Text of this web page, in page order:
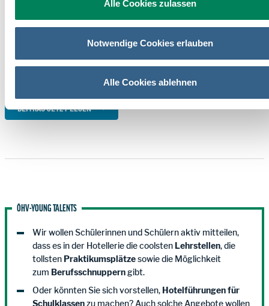
Alle Cookies zulassen
Notwendige Cookies erlauben
Alle Cookies ablehnen
Alexander Forbes - Ich behandle sie so wie meine Kinder!
erzählt im Interview über seine Haltung den Lehrlingen
BEITRAG JETZT LESEN
ÖHV-YOUNG TALENTS
Wir wollen Schülerinnen und Schülern aktiv mitteilen,
dass es in der Hotellerie die coolsten Lehrstellen, die
tollsten Praktikumsplätzesowie die Möglichkeit
zum Berufsschnuppern gibt.
Oder könnten Sie sich vorstellen, Hotelführungen für
Schulklassenzu machen? Auch solche Angebote wollen